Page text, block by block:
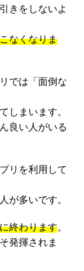
きをしないよ
なくなりま
では「面倒な
しまいます。
良い人がいる
リを利用して
が多いです。
終わります。
発揮されま